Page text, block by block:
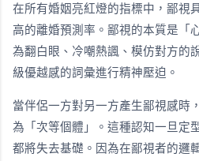
在所有婚姻亮紅燈的指標中，鄙視
高的離婚預測率。鄙視的本質是「
為翻白眼、冷嘲熱諷、模仿對方的
級優越感的詞彙進行精神壓迫。
當伴侶一方對另一方產生鄙視感時
為「次等個體」。這種認知一旦定
都將失去基礎。因為在鄙視者的邏